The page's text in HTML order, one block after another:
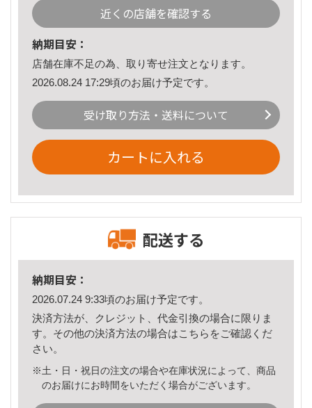
近くの店舗を確認する
納期目安：
店舗在庫不足の為、取り寄せ注文となります。
2026.08.24 17:29頃のお届け予定です。
受け取り方法・送料について
カートに入れる
配送する
納期目安：
2026.07.24 9:33頃のお届け予定です。
決済方法が、クレジット、代金引換の場合に限りま
す。その他の決済方法の場合はこちら をご確認くだ
さい。
※土・日・祝日の注文の場合や在庫状況によって、商品
のお届けにお時間をいただく場合がございます。